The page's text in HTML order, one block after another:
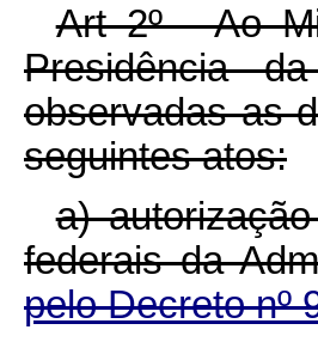
Art 2º - Ao
Presidência
observadas as
seguintes atos:
a)
federais da
pelo Decreto nº